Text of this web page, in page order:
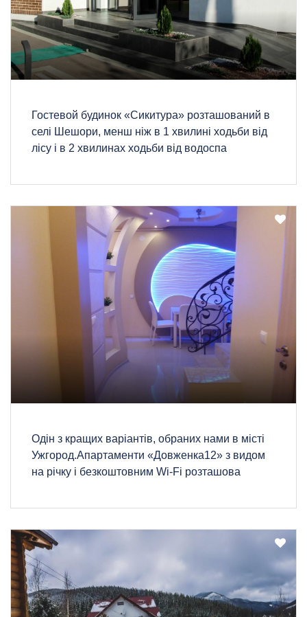
Гостевой будинок «Сикитура» розташований в
селі Шешори, менш ніж в 1 хвилині ходьби від
лісу і в 2 хвилинах ходьби від водоспа
Одін з кращих варіантів, обраних нами в місті
Ужгород.Апартаменти «Довженка12» з видом
на річку і безкоштовним Wi-Fi розташова